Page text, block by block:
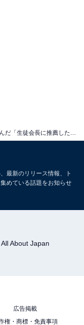
高校生が選んだ「生徒会長に推薦したい芸能人」ランキング！ 2位「カズレーザー」を抑えた1位は？
域は
最新のリリース情報、ト
めている話題をお知らせ
All About Japan
広告掲載
権・商標・免責事項